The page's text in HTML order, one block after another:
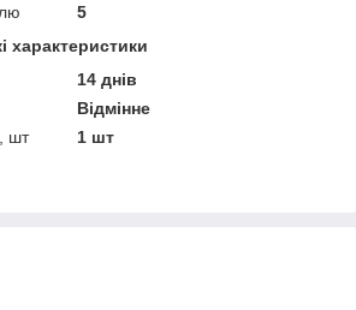
5
характеристики
14 днів
Відмінне
шт
1 шт